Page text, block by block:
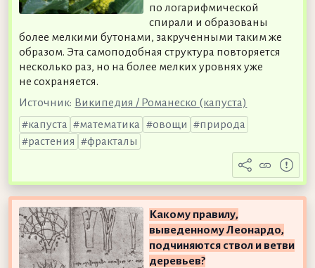
по логарифмической
спирали и образованы
более мелкими бутонами, закрученными таким же
образом. Эта самоподобная структура повторяется
несколько раз, но на более мелких уровнях уже
не сохраняется.
Источник: Википедия / Романеско (капуста)
капуста
математика овощи
природа
растения
фракталы
Какому правилу,
выведенному Леонардо,
подчиняются ствол и ветви
деревьев?